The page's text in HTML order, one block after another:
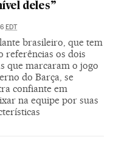
deles”
EDT
brasileiro, que tem
referências os dois
que marcaram o jogo
do Barça, se
confiante em
na equipe por suas